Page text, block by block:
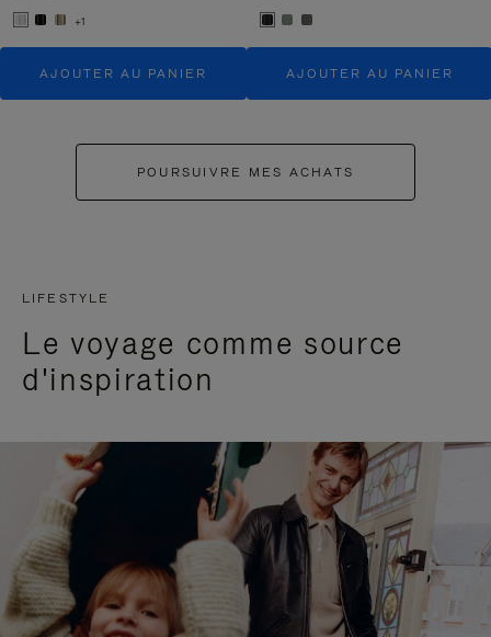
+1
AJOUTER AU PANIER AJOUTER AU PANIER
POURSUIVRE MES ACHATS
LIFESTYLE
Le voyage comme source
d'inspiration